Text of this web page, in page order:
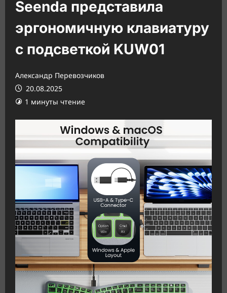
Seenda представила
эргономичную клавиатуру
с подсветкой KUW01
Александр Перевозчиков
20.08.2025
1 минуты чтение